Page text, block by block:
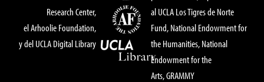
Research Center,
el Arhoolie Foundation,
y del UCLA Digital Library
al UCLA Los Tigres de Norte
Fund, National Endowment for
the Humanities, National
Endowment for the
Arts, GRAMMY